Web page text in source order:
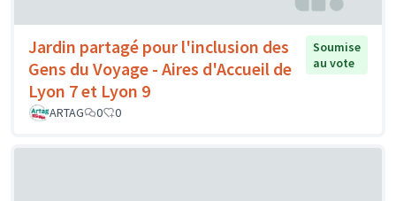
Jardin partagé pour l'inclusion des
Gens du Voyage - Aires d'Accueil de
Lyon 7 et Lyon 9
Soumise
au vote
ARTAG 0 0